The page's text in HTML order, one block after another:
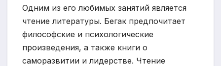
Одним из его любимых занятий является
чтение литературы. Бегак предпочитает
философские и психологические
произведения, а также книги о
саморазвитии и лидерстве. Чтение